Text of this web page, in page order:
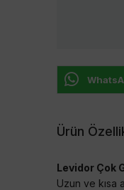
Ürün
Levidor Çok
Uzun ve kısa